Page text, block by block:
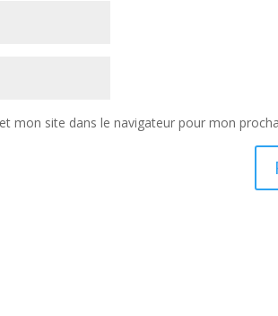
mon site dans le navigateur pour mon